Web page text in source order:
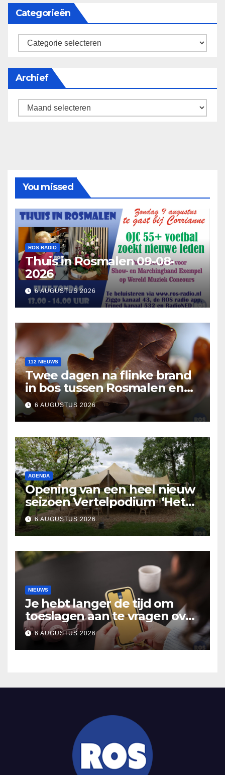
Categorieën
categorieën
Archief
Archief
You missed
ROS RADIO
Thuis in Rosmalen 09-08-
2026
6 AUGUSTUS 2026
112 NIEUWS
Twee dagen na flinke brand
in bos tussen Rosmalen en
Nuland
6 AUGUSTUS 2026
AGENDA
Opening van een heel nieuw
seizoen Vertelpodium ‘Het
Lopende Vuur’. Landelijke
verhalen in Bomentuin D’n
Hooidonk
6 AUGUSTUS 2026
NIEUWS
Je hebt langer de tijd om
toeslagen aan te vragen over
2025
6 AUGUSTUS 2026